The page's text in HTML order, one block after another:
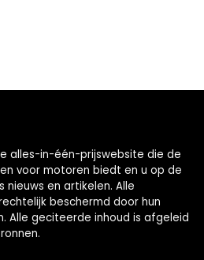
alles-in-één-prijswebsite die de
voor motoren biedt en u op de
en artikelen. Alle
beschermd door hun
Alle geciteerde inhoud is afgeleid